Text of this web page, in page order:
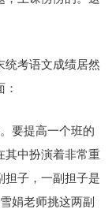
统考语文成绩居然
要提高一个班的
其中扮演着非常重
担子，一副担子是
娟老师挑这两副